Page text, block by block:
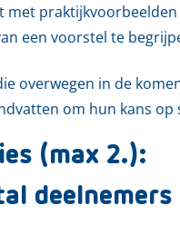
met
een voorstel te
overwegen in de
om hun kans op
(max 2.):
deelnemers